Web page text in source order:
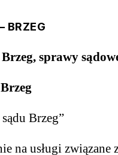
BRZEG
sprawy
Brzeg”
na usługi związane